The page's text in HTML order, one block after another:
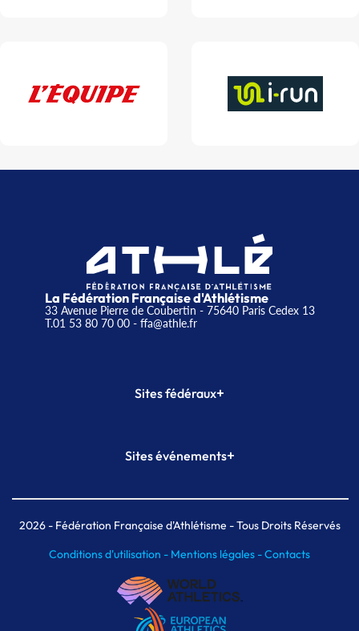
La Fédération Française d'Athlétisme
33 Avenue Pierre de Coubertin - 75640 Paris Cedex 13
T.01 53 80 70 00- ffa@athle.fr
Sites fédéraux+
Plateforme Formation
Sites événements+
Meeting de Paris indoor
MAIF Ekiden de Paris
2026- Fédération Française d'Athlétisme - Tous Droits Réservés
Conditions d'utilisation - Mentions légales -Contacts